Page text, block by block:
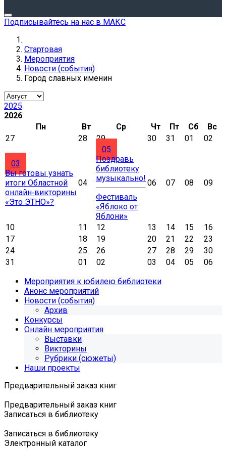
Подписывайтесь на нас в МАКС
Стартовая
Мероприятия
Новости (события)
Город славных именин
2025
2026
Пн
Вт Ср Чт Пт Сб
Вс
27
28 29 30 31 01 02
03
Вы готовы узнать
итоги Областной
онлайн‑викторины
«Это ЭТНО»?
04
05
Поздравь
библиотеку
музыкально!
Фестиваль
«Яблоко от
Яблони»
06 07 08 09
10 11 12 13 14 15
16
17
18 19 20 21 22
23
24
25 26 27 28 29
30
31
01 02 03 04 05
06
Мероприятия к юбилею библиотеки
Анонс мероприятий
Новости (события)
Архив
Конкурсы
Онлайн мероприятия
Выставки
Викторины
Рубрики (сюжеты)
Наши проекты
Предварительный заказ книг
Предварительный заказ книг
Записаться в библиотеку
Записаться в библиотеку
Электронный каталог